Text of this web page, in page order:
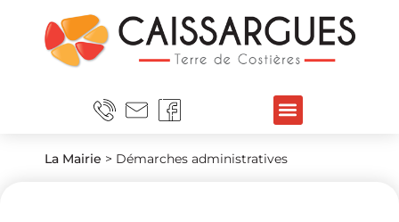
La Mairie > Démarches administratives